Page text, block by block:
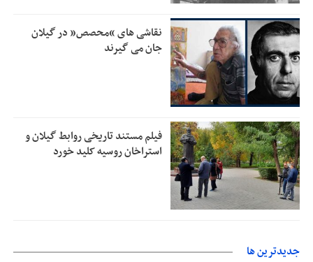
1:00 تمدید مهلت اظهارنامه‌های مالیاتی سال ۱۴۰۴ تا پایان شهریورماه
نقاشی های “محصص” در گیلان
جان می گیرند
فیلم مستند تاریخی روابط گیلان و
استراخان روسیه کلید خورد
جديدترين ها